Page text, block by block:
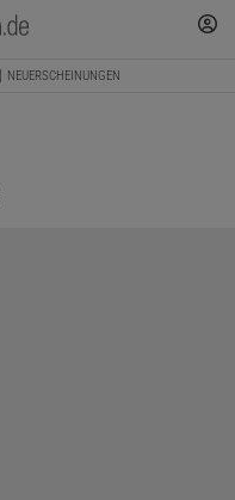
NEUERSCHEINUNGEN